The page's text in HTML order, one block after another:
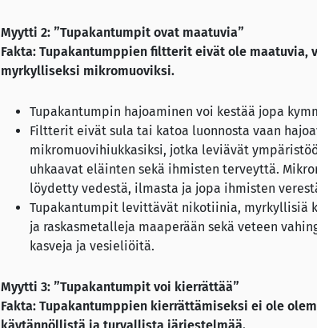
Myytti 2: ”Tupakantumpit ovat maatuvia”
Fakta: Tupakantumppien filtterit eivät ole maatuvia,
myrkylliseksi mikromuoviksi.
Tupakantumpin hajoaminen voi kestää jopa
Filtterit eivät sula tai katoa luonnosta vaan
mikromuovihiukkasiksi, jotka leviävät
uhkaavat eläinten sekä ihmisten terveyttä.
löydetty vedestä, ilmasta ja jopa ihmisten
Tupakantumpit levittävät nikotiinia, myrkyllisiä
ja raskasmetalleja maaperään sekä veteen
kasveja ja vesieliöitä.
Myytti 3: ”Tupakantumpit voi kierrättää”
Fakta: Tupakantumppien kierrättämiseksi ei ole